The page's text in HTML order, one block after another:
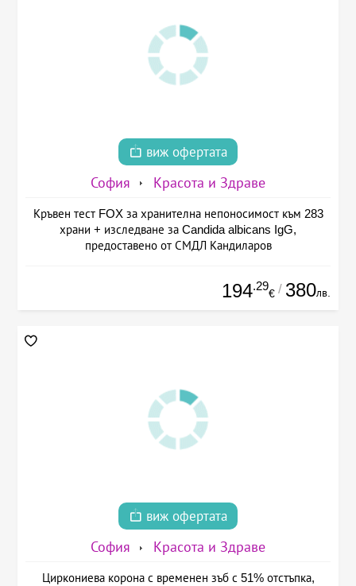
виж офертата
София Красота и Здраве
Кръвен тест FOX за хранителна непоносимост към 283
храни + изследване за Candida albicans IgG,
предоставено от СМДЛ Кандиларов
194.29
€ / 380лв.
виж офертата
София Красота и Здраве
Циркониева корона с временен зъб с 51% отстъпка,